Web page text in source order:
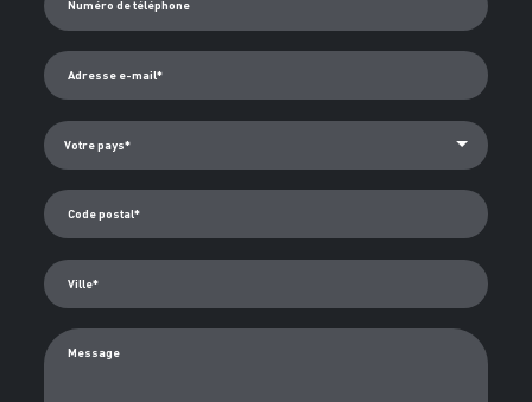
Numéro de téléphone
Adresse e-mail*
Code postal*
Ville*
Message